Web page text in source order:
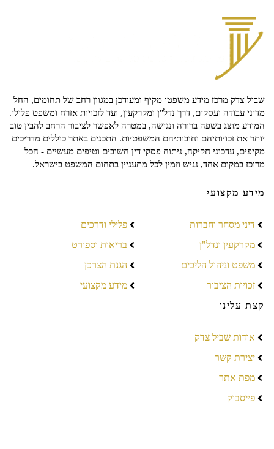
שביל צדק מרכז מידע משפטי מקיף ומעודכן במגוון רחב של תחומים, החל
מדיני עבודה ועסקים, דרך נדל"ן ומקרקעין, ועד לזכויות אזרח ומשפט פלילי.
המידע מוצג בשפה ברורה ונגישה, במטרה לאפשר לציבור הרחב להבין טוב
יותר את זכויותיהם וחובותיהם המשפטיות. התכנים באתר כוללים מדריכים
מקיפים, עדכוני חקיקה, ניתוח פסקי דין חשובים וטיפים מעשיים - הכל
מרוכז במקום אחד, נגיש וזמין לכל מתעניין בתחום המשפט בישראל.
מידע מקצועי
דיני מסחר וחברות
מקרקעין ונדל"ן
משפט וניהול הליכים
זכויות הציבור
פלילי ודרכים
בריאות וספורט
הגנת הצרכן
מידע מקצועי
קצת עלינו
אודות שביל צדק
יצירת קשר
מפת אתר
פייסבוק